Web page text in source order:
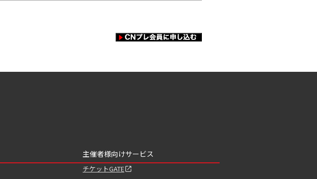
主催者様向けサービス
チケットGATE